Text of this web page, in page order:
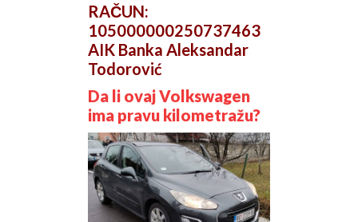
RAČUN:
105000000250737463
AIK Banka Aleksandar
Todorović
Da li ovaj Volkswagen
ima pravu kilometražu?